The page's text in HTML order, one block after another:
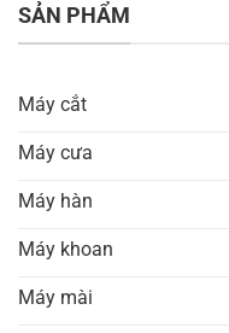
SẢN PHẨM
Máy cắt
Máy cưa
Máy hàn
Máy khoan
Máy mài